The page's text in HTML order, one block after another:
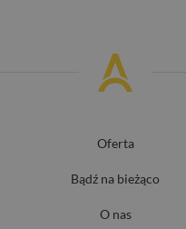
Oferta
Bądź na bieżąco
O nas